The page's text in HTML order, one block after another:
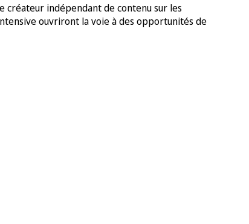
créateur indépendant de contenu sur les
ouvriront la voie à des opportunités de